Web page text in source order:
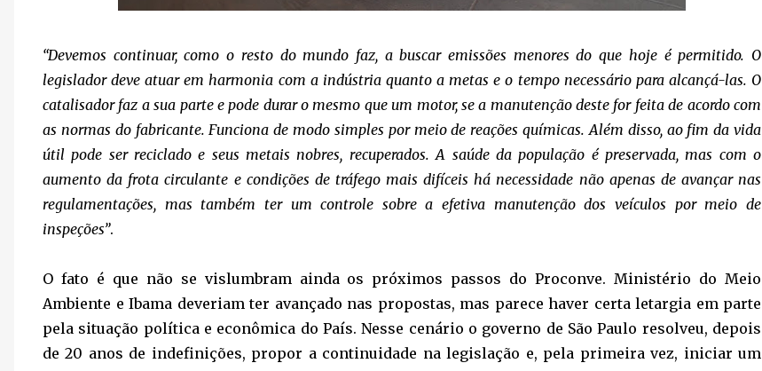
“Devemos continuar, como o resto do mundo faz, a buscar emissões menores do que hoje é permitido. O
legislador deve atuar em harmonia com a indústria quanto a metas e o tempo necessário para alcançá-las. O
catalisador faz a sua parte e pode durar o mesmo que um motor, se a manutenção deste for feita de acordo com
as normas do fabricante. Funciona de modo simples por meio de reações químicas. Além disso, ao fim da vida
útil pode ser reciclado e seus metais nobres, recuperados. A saúde da população é preservada, mas com o
aumento da frota circulante e condições de tráfego mais difíceis há necessidade não apenas de avançar nas
regulamentações, mas também ter um controle sobre a efetiva manutenção dos veículos por meio de
inspeções”.
O fato é que não se vislumbram ainda os próximos passos do Proconve. Ministério do Meio
Ambiente e Ibama deveriam ter avançado nas propostas, mas parece haver certa letargia em parte
pela situação política e econômica do País. Nesse cenário o governo de São Paulo resolveu, depois
de 20 anos de indefinições, propor a continuidade na legislação e, pela primeira vez, iniciar um